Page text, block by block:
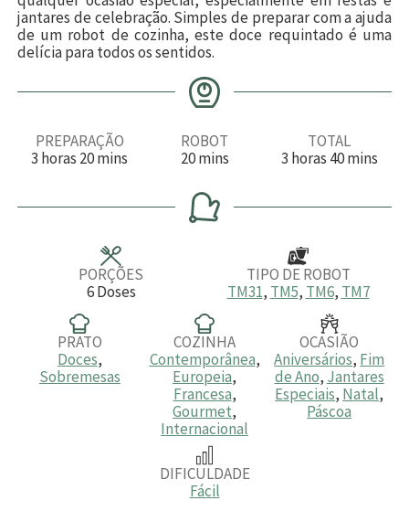
jantares de celebração. Simples de preparar com a ajuda
de um robot de cozinha, este doce requintado é uma
delícia para todos os sentidos.
PREPARAÇÃO
3 h
a
horas 20m
u
mins
ROBOT
20m
n
u
t
mins
TOTAL
3h
a
horas 40m
u
mins
PORÇÕES
6 Doses
TIPO DE ROBOT
TM31, TM5, TM6, TM7
PRATO
Doces,
Sobremesas
COZINHA
Contemporânea,
Europeia,
Francesa,
Gourmet,
Internacional
OCASIÃO
Aniversários, Fim
de Ano, Jantares
Especiais, Natal,
Páscoa
DIFICULDADE
Fácil